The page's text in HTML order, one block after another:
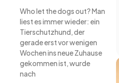
Who let the dogs out? Man
liest es immer wieder: ein
Tierschutzhund, der
gerade erst vor wenigen
Wochen ins neue Zuhause
gekommen ist, wurde
nach